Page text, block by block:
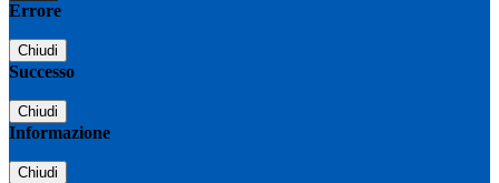
Errore
Chiudi
Successo
Chiudi
Informazione
Chiudi